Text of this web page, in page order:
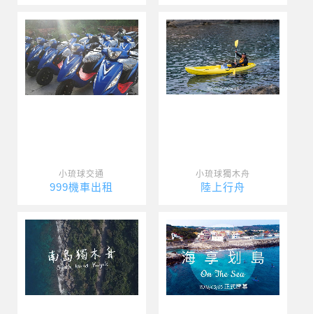
小琉球交通
999機車出租
小琉球獨木舟
陸上行舟